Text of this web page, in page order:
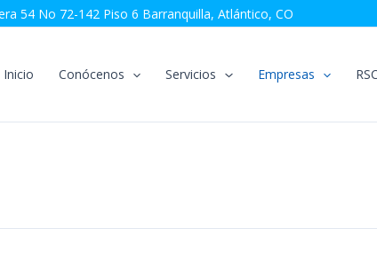
54 No 72-142 Piso 6 Barranquilla, Atlántico, CO
Inicio Conócenos Servicios Empresas RSC